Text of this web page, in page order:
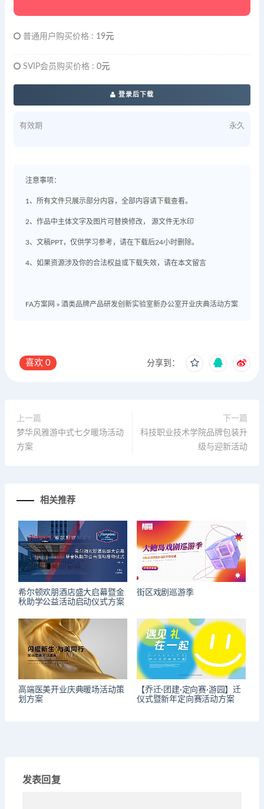
普通用户购买价格 : 19元
SVIP会员购买价格 : 0元
登录后下载
有效期 永久
注意事项：
1、所有文件只展示部分内容，全部内容请下载查看。
2、作品中主体文字及图片可替换修改， 源文件无水印
3、文稿PPT，仅供学习参考，请在下载后24小时删除。
4、如果资源涉及你的合法权益或下载失效，请在本文留言
FA方案网 » 酒类品牌产品研发创新实验室新办公室开业庆典活动方案
喜欢 0 分享到：
上一篇
梦华风雅游中式七夕暖场活动
方案
下一篇
科技职业技术学院品牌包装升
级与迎新活动
相关推荐
希尔顿欢朋酒店盛大启幕暨金
秋助学公益活动启动仪式方案
街区戏剧巡游季
高端医美开业庆典暖场活动策
划方案
【乔迁·团建·定向赛·游园】迁
仪式暨新年定向赛活动方案
发表回复